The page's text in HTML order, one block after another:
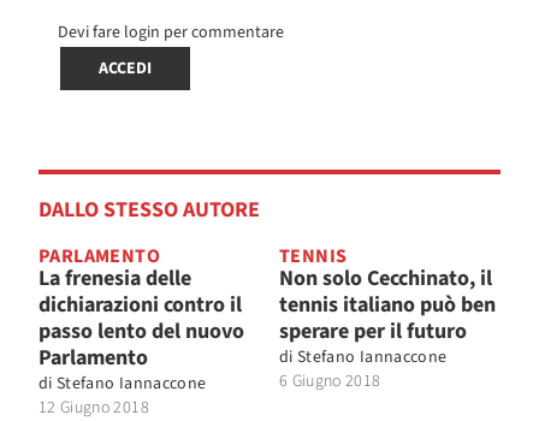
Devi fare login per commentare
ACCEDI
DALLO STESSO AUTORE
PARLAMENTO
La frenesia delle
dichiarazioni contro il
passo lento del nuovo
Parlamento
di Stefano Iannaccone
12 Giugno 2018
TENNIS
Non solo Cecchinato, il
tennis italiano può ben
sperare per il futuro
di Stefano Iannaccone
6 Giugno 2018